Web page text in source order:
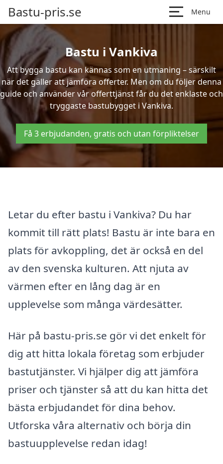
Bastu-pris.se Menu
Bastu i Vankiva
Att bygga bastu kan kännas som en utmaning – särskilt
när det gäller att jämföra offerter. Men om du följer denna
guide och använder vår offerttjänst får du det enklaste och
tryggaste bastubygget i Vankiva.
Få 3 erbjudanden, gratis och utan förpliktelser
Letar du efter bastu i Vankiva? Du har
kommit till rätt plats! Bastu är inte bara en
plats för avkoppling, det är också en del
av den svenska kulturen. Att njuta av
värmen efter en lång dag är en
upplevelse som många värdesätter.
Här på bastu-pris.se gör vi det enkelt för
dig att hitta lokala företag som erbjuder
bastutjänster. Vi hjälper dig att jämföra
priser och tjänster så att du kan hitta det
bästa erbjudandet för dina behov.
Utforska våra alternativ och börja din
bastuupplevelse redan idag!